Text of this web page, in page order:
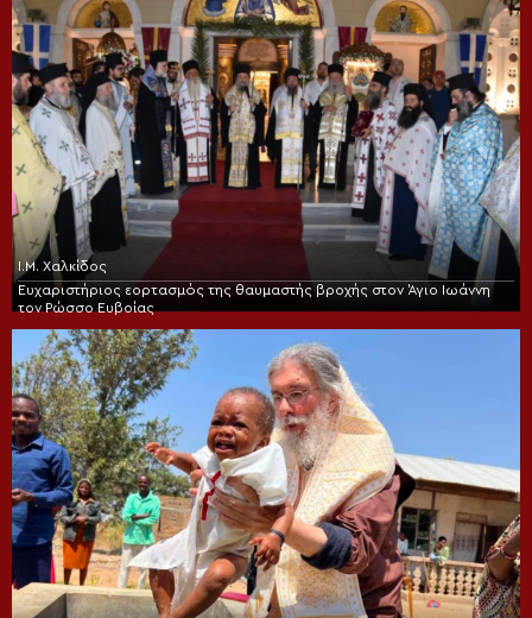
Ι.Μ. Χαλκίδος
Ευχαριστήριος εορτασμός της θαυμαστής βροχής στον Άγιο Ιωάννη
τον Ρώσσο Ευβοίας